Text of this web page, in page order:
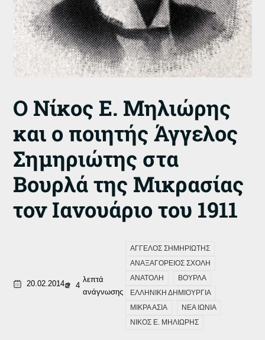
Ο Νίκος Ε. Μηλιώρης
και ο ποιητής Άγγελος
Σημηριώτης στα
Βουρλά της Μικρασίας
τον Ιανουάριο του 1911
20.02.2014 4
λεπτά
ανάγνωσης
ΑΓΓΕΛΟΣ ΣΗΜΗΡΙΩΤΗΣ
ΑΝΑΞΑΓΟΡΕΙΟΣ ΣΧΟΛΗ
ΑΝΑΤΟΛΗ
ΒΟΥΡΛΑ
ΕΛΛΗΝΙΚΗ ΔΗΜΙΟΥΡΓΙΑ
ΜΙΚΡΑ ΑΣΙΑ
ΝΕΑ ΙΩΝΙΑ
ΝΙΚΟΣ Ε. ΜΗΛΙΩΡΗΣ